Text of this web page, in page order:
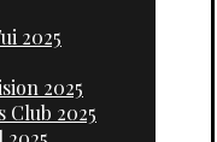
2025
2025
Club 2025